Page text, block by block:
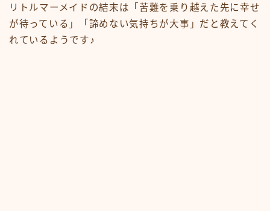
リトルマーメイドの結末は「苦難を乗り越えた先に幸せ
が待っている」「諦めない気持ちが大事」だと教えてく
れているようです♪